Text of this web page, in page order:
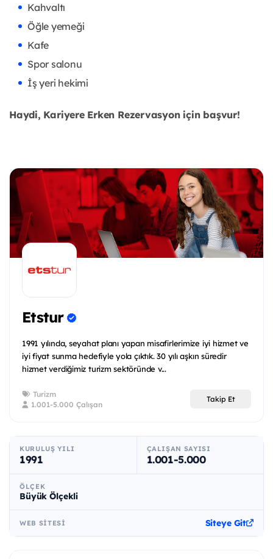
Kahvaltı
Öğle yemeği
Kafe
Spor salonu
İş yeri hekimi
Haydi, Kariyere Erken Rezervasyon için başvur!
Etstur
1991 yılında, seyahat planı yapan misafirlerimize iyi hizmet ve
iyi fiyat sunma hedefiyle yola çıktık. 30 yılı aşkın süredir
hizmet verdiğimiz turizm sektöründe v...
Turizm
1.001-5.000 Çalışan
Takip Et
KURULUŞ YILI
1991
ÇALIŞAN SAYISI
1.001-5.000
ÖLÇEK
Büyük Ölçekli
WEB SITESI Siteye Git